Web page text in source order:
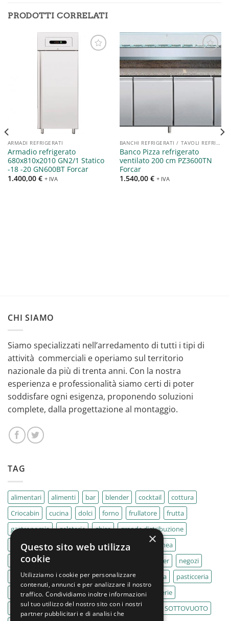
PRODOTTI CORRELATI
ARMADI REFRIGERATI
Armadio refrigerato
680x810x2010 GN2/1 Statico
-18 -20 GN600BT Forcar
1.400,00 € + IVA
Aggiungi
alla lista
BANCHI REFRIGERATI / TAVOLI REFRIGERATI / SALADETTE
Banco Pizza refrigerato
ventilato 200 cm PZ3600TN
Forcar
1.540,00 € + IVA
CHI SIAMO
Siamo specializzati nell’arredamento di tutti i tipi di
attività commerciali e operiamo sul territorio
nazionale da più di trenta anni. Con la nostra
esperienza e professionalità siamo certi di poter
soddisfare ogni esigenza, proponendo soluzioni
complete, dalla progettazione al montaggio.
TAG
alimentari alimenti bar blender cocktail
cottura
Criocabin
cucina dolci forno frullatore
frutta
gastronomia
gelaterie ghisa
grande distribuzione
IMPASTATRICE
impastatrici kebab
La Felsinea
MACELLERIA
mixer
negozi
Outlet
pane panifici panificio paninoteca
pasticceria
pasticcerie
pescherie pizza pizzeria
pizzerie
PLANETARIA
pub ristoranti ristorazione
SOTTOVUOTO
×
Questo sito web utilizza
cookie
Utilizziamo i cookie per personalizzare
contenuti, annunci e per analizzare il nostro
traffico. Condividiamo inoltre informazioni
sul tuo utilizzo del nostro sito con i nostri
partner pubblicitari e di analisi che